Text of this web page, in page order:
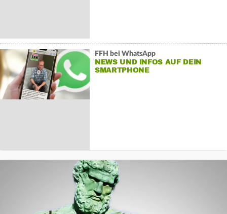
FFH bei WhatsApp
NEWS UND INFOS AUF DEIN
SMARTPHONE